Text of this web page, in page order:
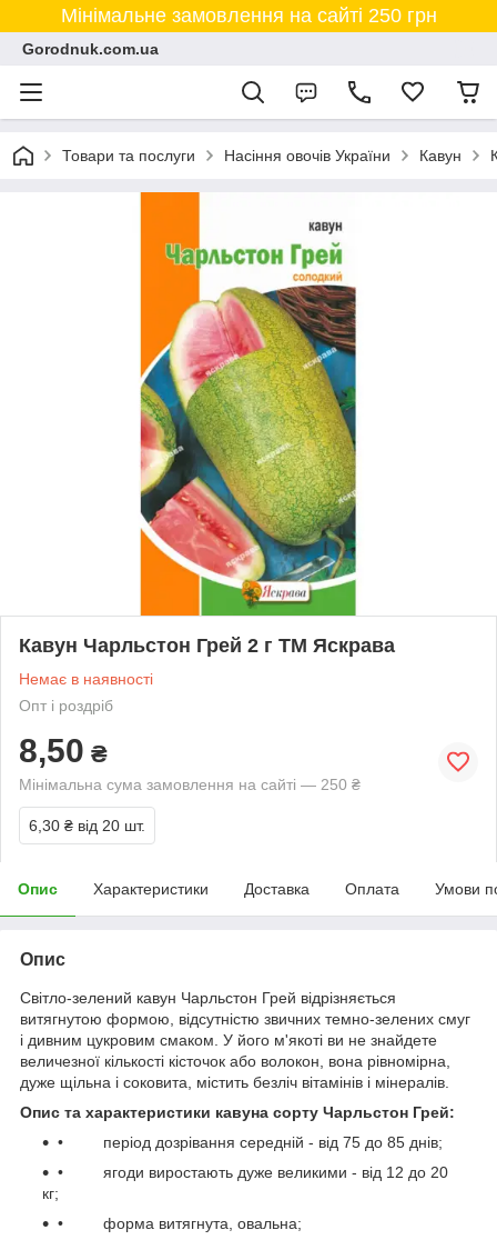
Мінімальне замовлення на сайті 250 грн
Gorodnuk.com.ua
Товари та послуги Насіння овочів України Кавун
Кавун Чарльстон Грей 2 г ТМ Яскрава
Немає в наявності
Опт і роздріб
8,50 ₴
Мінімальна сума замовлення на сайті — 250 ₴
6,30 ₴ від 20 шт.
Опис Характеристики Доставка Оплата Умови
Опис
Світло-зелений кавун Чарльстон Грей відрізняється
витягнутою формою, відсутністю звичних темно-зелених смуг
і дивним цукровим смаком. У його м'якоті ви не знайдете
величезної кількості кісточок або волокон, вона рівномірна,
дуже щільна і соковита, містить безліч вітамінів і мінералів.
Опис та характеристики кавуна сорту Чарльстон Грей:
• період дозрівання середній - від 75 до 85 днів;
• ягоди виростають дуже великими - від 12 до 20
кг;
• форма витягнута, овальна;